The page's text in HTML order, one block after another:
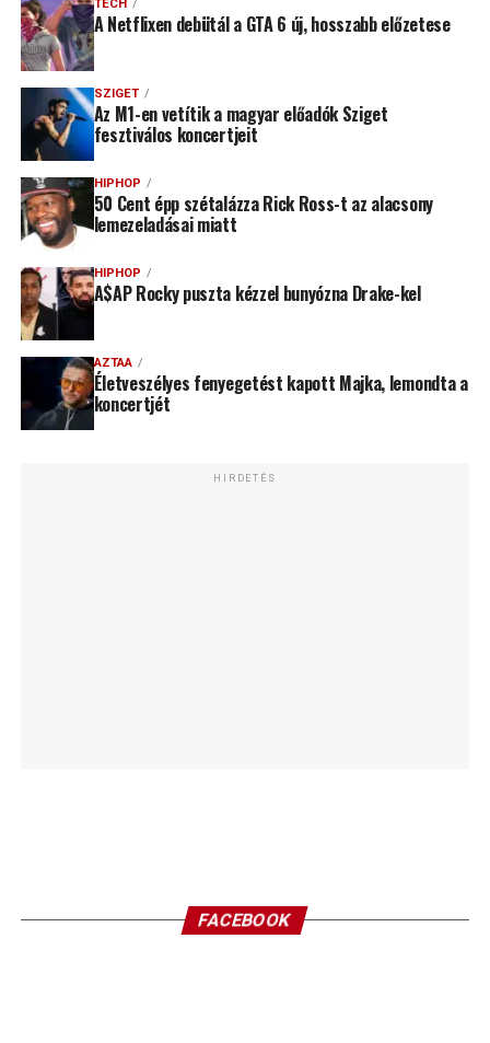
TECH
A Netflixen debütál a GTA 6 új, hosszabb előzetese
SZIGET
Az M1-en vetítik a magyar előadók Sziget
fesztiválos koncertjeit
HIPHOP
50 Cent épp szétalázza Rick Ross-t az alacsony
lemezeladásai miatt
HIPHOP
A$AP Rocky puszta kézzel bunyózna Drake-kel
AZTAA
Életveszélyes fenyegetést kapott Majka, lemondta a
koncertjét
HIRDETÉS
FACEBOOK